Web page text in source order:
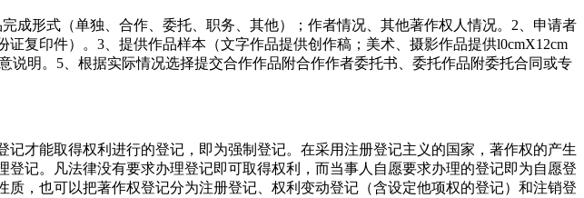
成形式（单独、合作、委托、职务、其他）；作者情况、其他著作权人情况。2、申请者
复印件）。3、提供作品样本（文字作品提供创作稿；美术、摄影作品提供l0cmX12cm
明。5、根据实际情况选择提交合作作品附合作作者委托书、委托作品附委托合同或专
才能取得权利进行的登记，即为强制登记。在采用注册登记主义的国家，著作权的产生
记。凡法律没有要求办理登记即可取得权利，而当事人自愿要求办理的登记即为自愿登
，也可以把著作权登记分为注册登记、权利变动登记（含设定他项权的登记）和注销登